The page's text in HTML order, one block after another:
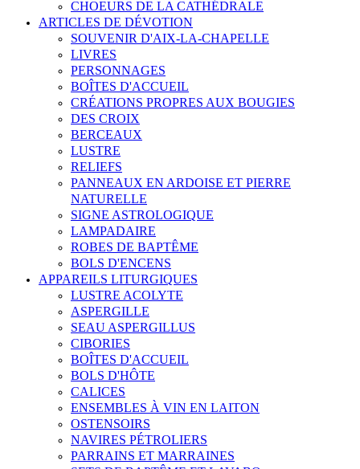
CHOEURS DE LA CATHÉDRALE
ARTICLES DE DÉVOTION
SOUVENIR D'AIX-LA-CHAPELLE
LIVRES
PERSONNAGES
BOÎTES D'ACCUEIL
CRÉATIONS PROPRES AUX BOUGIES
DES CROIX
BERCEAUX
LUSTRE
RELIEFS
PANNEAUX EN ARDOISE ET PIERRE
NATURELLE
SIGNE ASTROLOGIQUE
LAMPADAIRE
ROBES DE BAPTÊME
BOLS D'ENCENS
APPAREILS LITURGIQUES
LUSTRE ACOLYTE
ASPERGILLE
SEAU ASPERGILLUS
CIBORIES
BOÎTES D'ACCUEIL
BOLS D'HÔTE
CALICES
ENSEMBLES À VIN EN LAITON
OSTENSOIRS
NAVIRES PÉTROLIERS
PARRAINS ET MARRAINES